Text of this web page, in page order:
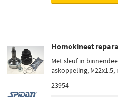
Homokineet
Met sleuf in
askoppeling, M22x1.5,
23954